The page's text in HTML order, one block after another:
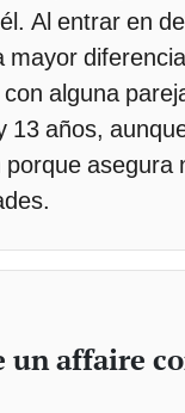
Al entrar en
mayor
alguna
13 años,
asegura
un affaire